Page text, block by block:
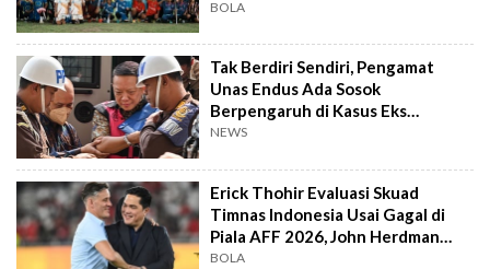
BOLA
Tak Berdiri Sendiri, Pengamat
Unas Endus Ada Sosok
Berpengaruh di Kasus Eks
Jampidsus
NEWS
Erick Thohir Evaluasi Skuad
Timnas Indonesia Usai Gagal di
Piala AFF 2026, John Herdman
Out?
BOLA